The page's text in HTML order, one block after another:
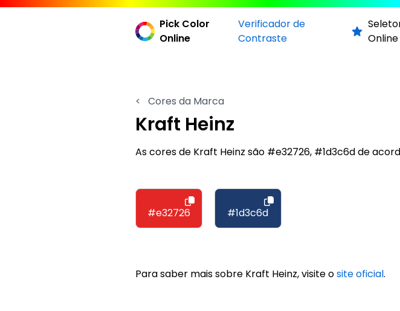
Pick Color
Online
Verificador de
Contraste
Online
< Cores da Marca
Kraft Heinz
As cores de Kraft Heinz são #e32726, #1d3c6d de
#e32726 #1d3c6d
Para saber mais sobre Kraft Heinz, visite osite oficial.